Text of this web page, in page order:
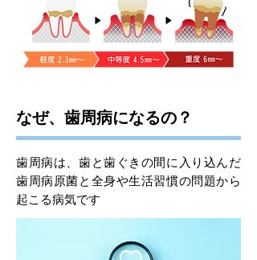
なぜ、歯周病になるの？
歯周病は、歯と歯ぐきの間に入り込んだ
歯周病原菌と全身や生活習慣の問題から
起こる病気です